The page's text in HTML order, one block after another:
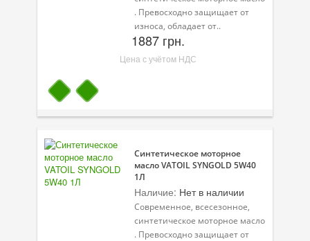
. Превосходно защищает от
износа, обладает от..
1887 грн.
Цена с учётом НДС
Синтетическое моторное
масло VATOIL SYNGOLD 5W40
1Л
Наличие: Нет в наличии
Современное, всесезонное,
синтетическое моторное масло
. Превосходно защищает от